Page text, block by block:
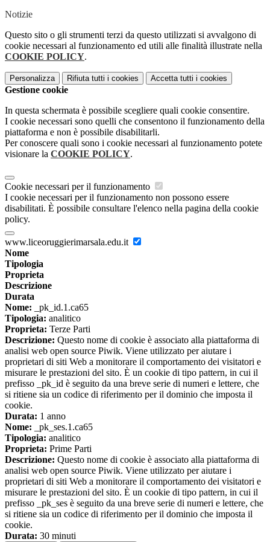
Notizie
Questo sito o gli strumenti terzi da questo utilizzati si avvalgono di
cookie necessari al funzionamento ed utili alle finalità illustrate nella
COOKIE POLICY.
Personalizza Rifiuta tutti i cookies Accetta tutti i cookies
Gestione cookie
In questa schermata è possibile scegliere quali cookie consentire.
I cookie necessari sono quelli che consentono il funzionamento della
piattaforma e non è possibile disabilitarli.
Per conoscere quali sono i cookie necessari al funzionamento potete
visionare la COOKIE POLICY.
Cookie necessari per il funzionamento
I cookie necessari per il funzionamento non possono essere
disabilitati. È possibile consultare l'elenco nella pagina della cookie
policy.
www.liceoruggierimarsala.edu.it
Nome
Tipologia
Proprieta
Descrizione
Durata
Nome: _pk_id.1.ca65
Tipologia: analitico
Proprieta: Terze Parti
Descrizione: Questo nome di cookie è associato alla piattaforma di
analisi web open source Piwik. Viene utilizzato per aiutare i
proprietari di siti Web a monitorare il comportamento dei visitatori e
misurare le prestazioni del sito. È un cookie di tipo pattern, in cui il
prefisso _pk_id è seguito da una breve serie di numeri e lettere, che
si ritiene sia un codice di riferimento per il dominio che imposta il
cookie.
Durata: 1 anno
Nome: _pk_ses.1.ca65
Tipologia: analitico
Proprieta: Prime Parti
Descrizione: Questo nome di cookie è associato alla piattaforma di
analisi web open source Piwik. Viene utilizzato per aiutare i
proprietari di siti Web a monitorare il comportamento dei visitatori e
misurare le prestazioni del sito. È un cookie di tipo pattern, in cui il
prefisso _pk_ses è seguito da una breve serie di numeri e lettere, che
si ritiene sia un codice di riferimento per il dominio che imposta il
cookie.
Durata: 30 minuti